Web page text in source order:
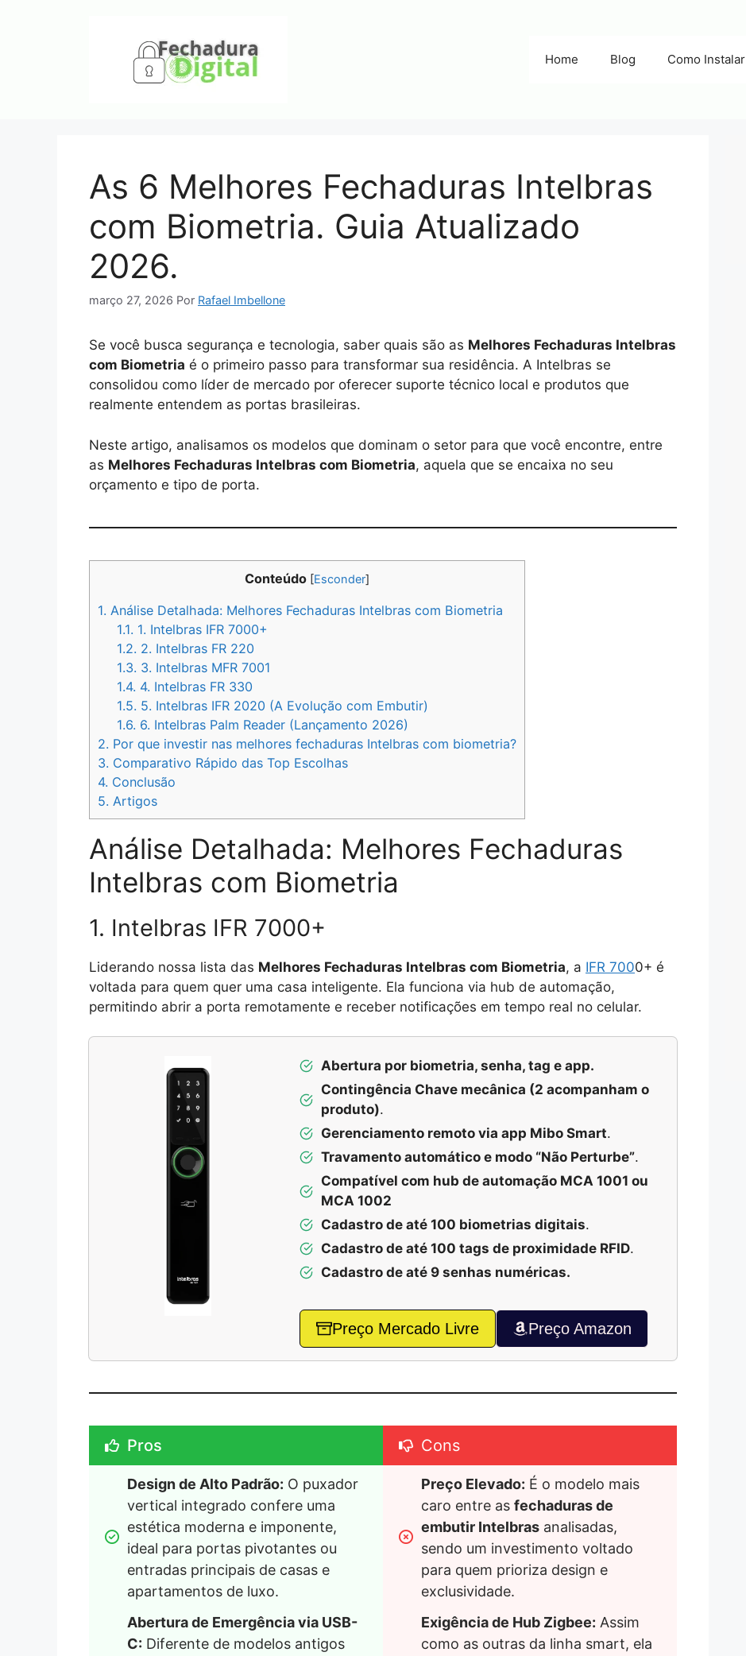
Home Blog Como Instalar
As 6 Melhores Fechaduras Intelbras
com Biometria. Guia Atualizado
2026.
março 27, 2026 Por Rafael Imbellone
Se você busca segurança e tecnologia, saber quais são as Melhores Fechaduras Intelbras
com Biometria é o primeiro passo para transformar sua residência. A Intelbras se
consolidou como líder de mercado por oferecer suporte técnico local e produtos que
realmente entendem as portas brasileiras.
Neste artigo, analisamos os modelos que dominam o setor para que você encontre, entre
as Melhores Fechaduras Intelbras com Biometria, aquela que se encaixa no seu
orçamento e tipo de porta.
Conteúdo [Esconder]
1. Análise Detalhada: Melhores Fechaduras Intelbras com Biometria
1.1. 1. Intelbras IFR 7000+
1.2. 2. Intelbras FR 220
1.3. 3. Intelbras MFR 7001
1.4. 4. Intelbras FR 330
1.5. 5. Intelbras IFR 2020 (A Evolução com Embutir)
1.6. 6. Intelbras Palm Reader (Lançamento 2026)
2. Por que investir nas melhores fechaduras Intelbras com biometria?
3. Comparativo Rápido das Top Escolhas
4. Conclusão
5. Artigos
Análise Detalhada: Melhores Fechaduras
Intelbras com Biometria
1. Intelbras IFR 7000+
Liderando nossa lista das Melhores Fechaduras Intelbras com Biometria, a IFR 7000+ é
voltada para quem quer uma casa inteligente. Ela funciona via hub de automação,
permitindo abrir a porta remotamente e receber notificações em tempo real no celular.
Abertura por biometria, senha, tag e app.
Contingência Chave mecânica (2 acompanham o
produto).
Gerenciamento remoto via app Mibo Smart.
Travamento automático e modo “Não Perturbe”.
Compatível com hub de automação MCA 1001 ou
MCA 1002
Cadastro de até 100 biometrias digitais.
Cadastro de até 100 tags de proximidade RFID.
Cadastro de até 9 senhas numéricas.
Preço Mercado Livre Preço Amazon
Pros
Design de Alto Padrão: O puxador
vertical integrado confere uma
estética moderna e imponente,
ideal para portas pivotantes ou
entradas principais de casas e
apartamentos de luxo.
Abertura de Emergência via USB-
C: Diferente de modelos antigos
Cons
Preço Elevado: É o modelo mais
caro entre as fechaduras de
embutir Intelbras analisadas,
sendo um investimento voltado
para quem prioriza design e
exclusividade.
Exigência de Hub Zigbee: Assim
como as outras da linha smart, ela